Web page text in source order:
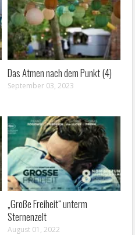
Das Atmen nach dem Punkt (4)
September 03, 2023
„Große Freiheit“ unterm
Sternenzelt
August 01, 2022